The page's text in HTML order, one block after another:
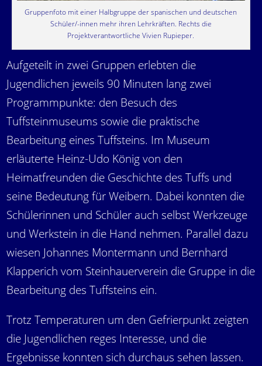
Gruppenfoto mit einer Halbgruppe der spanischen und deutschen
Schüler/-innen mehr ihren Lehrkräften. Rechts die
Projektverantwortliche Vivien Rupieper.
Aufgeteilt in zwei Gruppen erlebten die
Jugendlichen jeweils 90 Minuten lang zwei
Programmpunkte: den Besuch des
Tuffsteinmuseums sowie die praktische
Bearbeitung eines Tuffsteins. Im Museum
erläuterte Heinz-Udo König von den
Heimatfreunden die Geschichte des Tuffs und
seine Bedeutung für Weibern. Dabei konnten die
Schülerinnen und Schüler auch selbst Werkzeuge
und Werkstein in die Hand nehmen. Parallel dazu
wiesen Johannes Montermann und Bernhard
Klapperich vom Steinhauerverein die Gruppe in die
Bearbeitung des Tuffsteins ein.
Trotz Temperaturen um den Gefrierpunkt zeigten
die Jugendlichen reges Interesse, und die
Ergebnisse konnten sich durchaus sehen lassen.